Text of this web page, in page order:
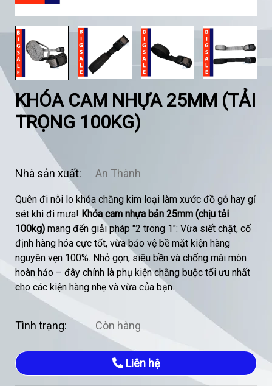
KHÓA CAM NHỰA 25MM (TẢI
TRỌNG 100KG)
Nhà sản xuất: An Thành
Quên đi nỗi lo khóa chằng kim loại làm xước đồ gỗ hay gỉ
sét khi đi mưa! Khóa cam nhựa bản 25mm (chịu tải
100kg) mang đến giải pháp "2 trong 1": Vừa siết chặt, cố
định hàng hóa cực tốt, vừa bảo vệ bề mặt kiện hàng
nguyên vẹn 100%. Nhỏ gọn, siêu bền và chống mài mòn
hoàn hảo – đây chính là phụ kiện chằng buộc tối ưu nhất
cho các kiện hàng nhẹ và vừa của bạn.
Tình trạng: Còn hàng
Liên hệ